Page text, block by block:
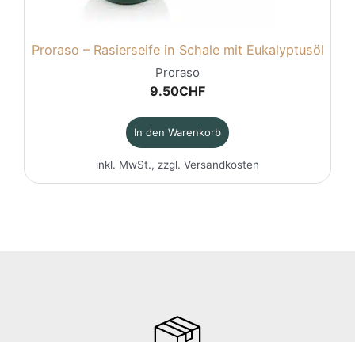
Proraso – Rasierseife in Schale mit Eukalyptusöl
Proraso
9.50CHF
In den Warenkorb
inkl. MwSt., zzgl. Versandkosten